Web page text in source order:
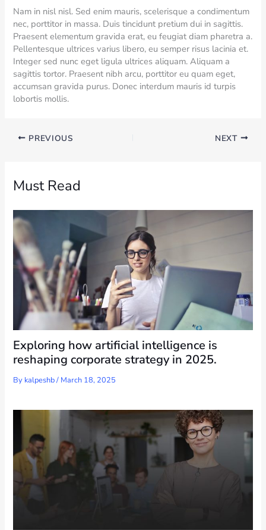
Nam in nisl nisl. Sed enim mauris, scelerisque a condimentum
nec, porttitor in massa. Duis tincidunt pretium dui in sagittis.
Praesent elementum gravida erat, eu feugiat diam pharetra a.
Pellentesque ultrices varius libero, eu semper risus lacinia et.
Integer sed nunc eget ligula ultrices aliquam. Aliquam a
sagittis tortor. Praesent nibh arcu, porttitor eu quam eget,
accumsan gravida purus. Donec interdum mauris id turpis
lobortis mollis.
PREVIOUS NEXT
Must Read
Exploring how artificial intelligence is
reshaping corporate strategy in 2025.
By kalpeshb/ March 18, 2025